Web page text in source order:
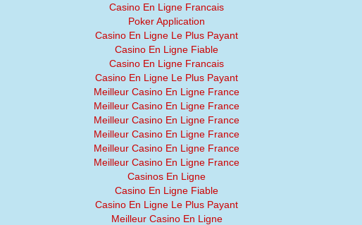
Casino En Ligne Francais
Poker Application
Casino En Ligne Le Plus Payant
Casino En Ligne Fiable
Casino En Ligne Francais
Casino En Ligne Le Plus Payant
Meilleur Casino En Ligne France
Meilleur Casino En Ligne France
Meilleur Casino En Ligne France
Meilleur Casino En Ligne France
Meilleur Casino En Ligne France
Meilleur Casino En Ligne France
Casinos En Ligne
Casino En Ligne Fiable
Casino En Ligne Le Plus Payant
Meilleur Casino En Ligne